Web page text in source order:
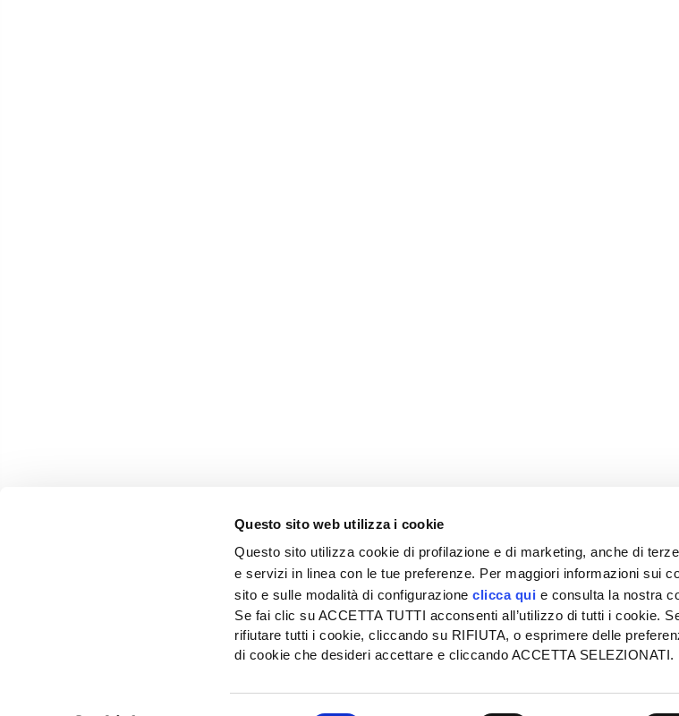
Questo sito web utilizza i cookie
Questo sito utilizza cookie di profilazione e di marketing, anche di
e servizi in linea con le tue preferenze. Per maggiori informazioni sui
sito e sulle modalità di configurazioneclicca qui e consulta la nostra
Se fai clic su ACCETTA TUTTI acconsenti all’utilizzo di tutti i cookie.
rifiutare tutti i cookie, cliccando su RIFIUTA, o esprimere delle
di cookie che desideri accettare e cliccando ACCETTA SELEZIONATI.
EDIZIONI L'INFORMATORE AGRARIO Srl
SEDE
Tel + 39.045.8057511
info@informatoreagrario.it